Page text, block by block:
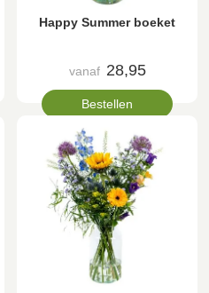
Happy Summer boeket
vanaf 28,95
Bestellen